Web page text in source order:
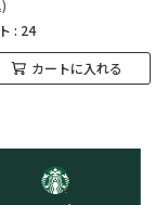
: 24
カートに入れる